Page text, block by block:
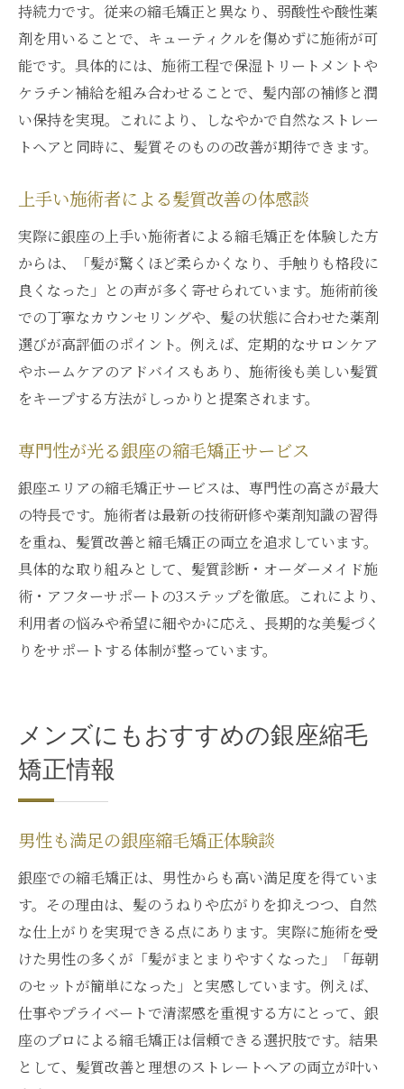
持続力です。従来の縮毛矯正と異なり、弱酸性や酸性薬
剤を用いることで、キューティクルを傷めずに施術が可
能です。具体的には、施術工程で保湿トリートメントや
ケラチン補給を組み合わせることで、髪内部の補修と潤
い保持を実現。これにより、しなやかで自然なストレー
トヘアと同時に、髪質そのものの改善が期待できます。
上手い施術者による髪質改善の体感談
実際に銀座の上手い施術者による縮毛矯正を体験した方
からは、「髪が驚くほど柔らかくなり、手触りも格段に
良くなった」との声が多く寄せられています。施術前後
での丁寧なカウンセリングや、髪の状態に合わせた薬剤
選びが高評価のポイント。例えば、定期的なサロンケア
やホームケアのアドバイスもあり、施術後も美しい髪質
をキープする方法がしっかりと提案されます。
専門性が光る銀座の縮毛矯正サービス
銀座エリアの縮毛矯正サービスは、専門性の高さが最大
の特長です。施術者は最新の技術研修や薬剤知識の習得
を重ね、髪質改善と縮毛矯正の両立を追求しています。
具体的な取り組みとして、髪質診断・オーダーメイド施
術・アフターサポートの3ステップを徹底。これにより、
利用者の悩みや希望に細やかに応え、長期的な美髪づく
りをサポートする体制が整っています。
メンズにもおすすめの銀座縮毛
矯正情報
男性も満足の銀座縮毛矯正体験談
銀座での縮毛矯正は、男性からも高い満足度を得ていま
す。その理由は、髪のうねりや広がりを抑えつつ、自然
な仕上がりを実現できる点にあります。実際に施術を受
けた男性の多くが「髪がまとまりやすくなった」「毎朝
のセットが簡単になった」と実感しています。例えば、
仕事やプライベートで清潔感を重視する方にとって、銀
座のプロによる縮毛矯正は信頼できる選択肢です。結果
として、髪質改善と理想のストレートヘアの両立が叶い